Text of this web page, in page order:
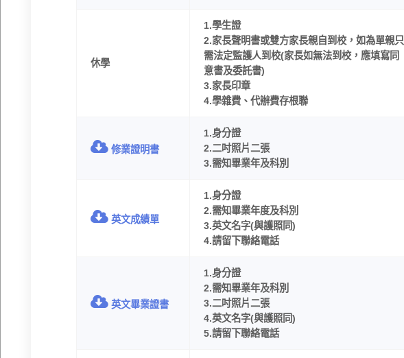
休學
1.學生證
2.家長聲明書或雙方家長親自到校，如為單親只
需法定監護人到校(家長如無法到校，應填寫同
意書及委託書)
3.家長印章
4.學雜費、代辦費存根聯
修業證明書
1.身分證
2.二吋照片二張
3.需知畢業年及科別
英文成績單
1.身分證
2.需知畢業年度及科別
3.英文名字(與護照同)
4.請留下聯絡電話
英文畢業證書
1.身分證
2.需知畢業年及科別
3.二吋照片二張
4.英文名字(與護照同)
5.請留下聯絡電話